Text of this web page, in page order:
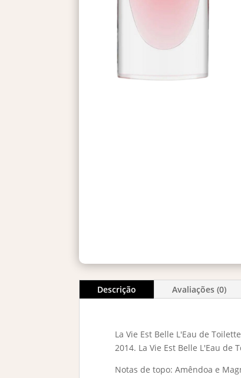
Descrição Avaliações (0)
La Vie Est Belle L'Eau de
2014. La Vie Est Belle L'Eau
Notas de topo: Amêndoa e